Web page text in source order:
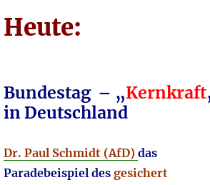
Heute:
Bundestag – „Kernkraft
in Deutschland
Dr. Paul Schmidt (AfD) das
Paradebeispiel des gesichert